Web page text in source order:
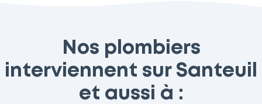
Nos plombiers
interviennent sur Santeuil
et aussi à :